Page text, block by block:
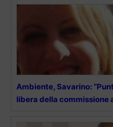
Ambiente, Savarino:
libera della commissione